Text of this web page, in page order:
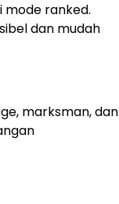
ranked.
dan mudah
marksman, dan